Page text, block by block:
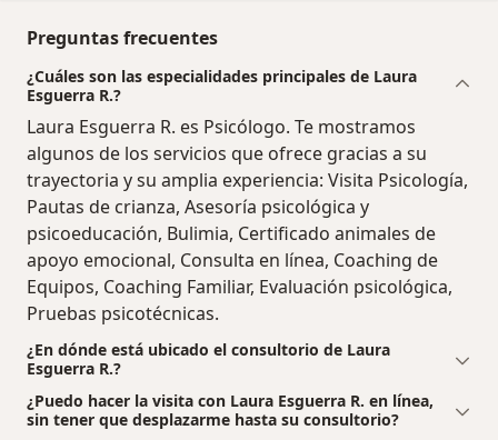
Preguntas frecuentes
¿Cuáles son las especialidades principales de Laura
Esguerra R.?
Laura Esguerra R. es Psicólogo. Te mostramos
algunos de los servicios que ofrece gracias a su
trayectoria y su amplia experiencia: Visita Psicología,
Pautas de crianza, Asesoría psicológica y
psicoeducación, Bulimia, Certificado animales de
apoyo emocional, Consulta en línea, Coaching de
Equipos, Coaching Familiar, Evaluación psicológica,
Pruebas psicotécnicas.
¿En dónde está ubicado el consultorio de Laura
Esguerra R.?
¿Puedo hacer la visita con Laura Esguerra R. en línea,
sin tener que desplazarme hasta su consultorio?